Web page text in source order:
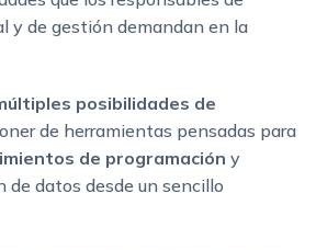
y de gestión demandan en la
posibilidades de
de herramientas pensadas para
de programación y
de datos desde un sencillo